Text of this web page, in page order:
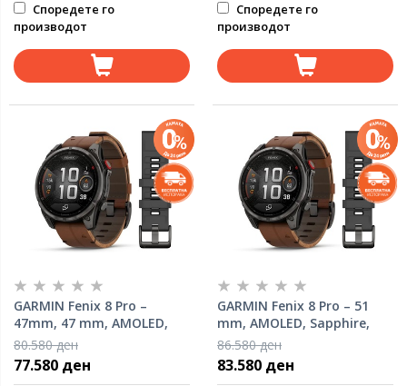
Споредете го
производот
Споредете го
производот
GARMIN Fenix 8 Pro –
47mm, 47 mm, AMOLED,
Sapphire, Titanium,
Leather Band, 010-03198-40
80.580 ден
77.580 ден
GARMIN Fenix 8 Pro – 51
mm, AMOLED, Sapphire,
Titanium, Leather Band,
010-03199-40
86.580 ден
83.580 ден